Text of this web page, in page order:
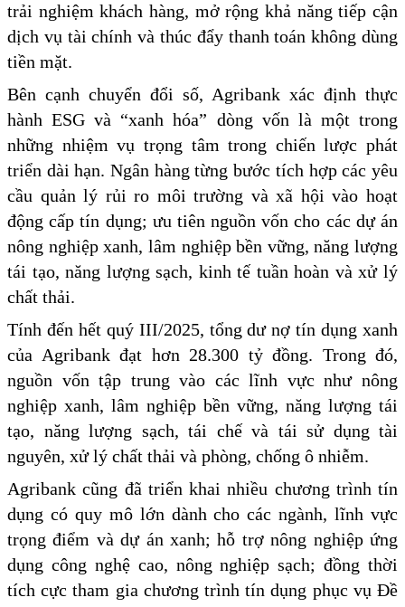
trải nghiệm khách hàng, mở rộng khả năng tiếp cận
dịch vụ tài chính và thúc đẩy thanh toán không dùng
tiền mặt.
Bên cạnh chuyển đổi số, Agribank xác định thực
hành ESG và “xanh hóa” dòng vốn là một trong
những nhiệm vụ trọng tâm trong chiến lược phát
triển dài hạn. Ngân hàng từng bước tích hợp các yêu
cầu quản lý rủi ro môi trường và xã hội vào hoạt
động cấp tín dụng; ưu tiên nguồn vốn cho các dự án
nông nghiệp xanh, lâm nghiệp bền vững, năng lượng
tái tạo, năng lượng sạch, kinh tế tuần hoàn và xử lý
chất thải.
Tính đến hết quý III/2025, tổng dư nợ tín dụng xanh
của Agribank đạt hơn 28.300 tỷ đồng. Trong đó,
nguồn vốn tập trung vào các lĩnh vực như nông
nghiệp xanh, lâm nghiệp bền vững, năng lượng tái
tạo, năng lượng sạch, tái chế và tái sử dụng tài
nguyên, xử lý chất thải và phòng, chống ô nhiễm.
Agribank cũng đã triển khai nhiều chương trình tín
dụng có quy mô lớn dành cho các ngành, lĩnh vực
trọng điểm và dự án xanh; hỗ trợ nông nghiệp ứng
dụng công nghệ cao, nông nghiệp sạch; đồng thời
tích cực tham gia chương trình tín dụng phục vụ Đề